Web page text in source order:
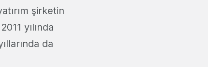
şirketin
yılında
da